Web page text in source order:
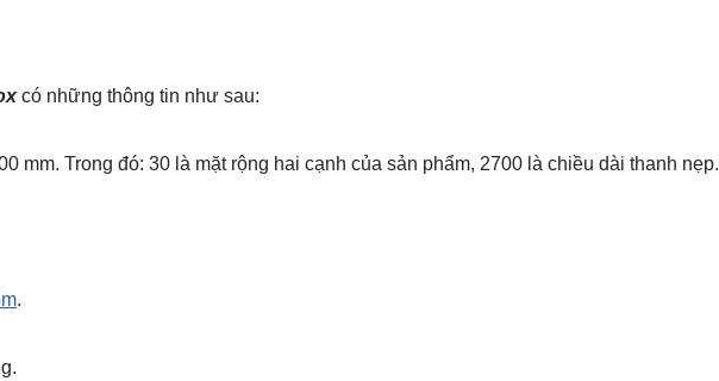
có những thông tin như sau:
mm. Trong đó: 30 là mặt rộng hai cạnh của sản phẩm, 2700 là chiều dài thanh nẹp.
.